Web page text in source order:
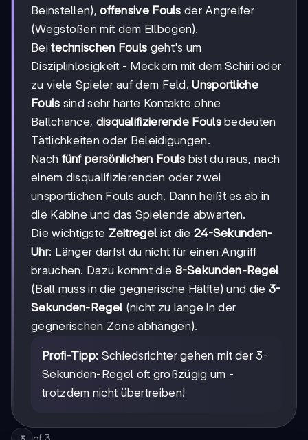
Beinstellen),offensive Fouls der Angreifer
(Wegstoßen mit dem Ellbogen).
Beitechnischen Fouls geht's um
Disziplinlosigkeit - Meckern mit dem Schiri oder
zu viele Spieler auf dem Feld.Unsportliche
Fouls sind sehr harte Kontakte ohne
Ballchance, disqualifizierende Foulsbedeuten
Tätlichkeiten oder Beleidigungen.
Nach fünf persönlichen Fouls bist du raus, nach
einem disqualifizierenden oder zwei
unsportlichen Fouls auch. Dann heißt es ab in
die Kabine und das Spielende abwarten.
Die wichtigste Zeitregel ist die 24-Sekunden-
Uhr: Länger darfst du nicht für einen Angriff
brauchen. Dazu kommt die 8-Sekunden-Regel
(Ball muss in die gegnerische Hälfte) und die 3-
Sekunden-Regel (nicht zu lange in der
gegnerischen Zone abhängen).
Profi-Tipp: Schiedsrichter gehen mit der 3-
Sekunden-Regel oft großzügig um -
trotzdem nicht übertreiben!